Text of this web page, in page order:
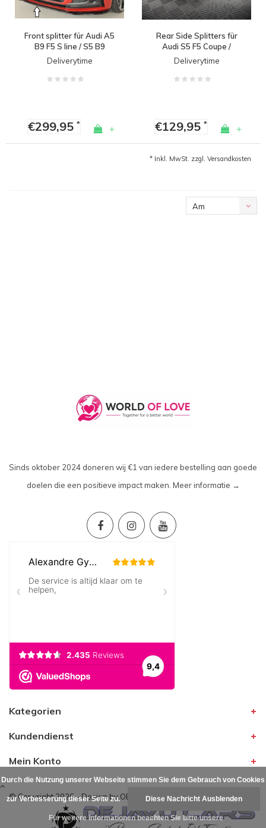
Front splitter für Audi A5
B9 F5 S line / S5 B9
Deliverytime
€299,95* +
Rear Side Splitters für
Audi S5 F5 Coupe /
Sportback
Deliverytime
€129,95* +
* Inkl. MwSt. zzgl. Versandkosten
Am
Sinds oktober 2024 doneren wij €1 van iedere bestelling aan goede
doelen die een positieve impact maken. Meer informatie →
Kategorien
Kundendienst
Mein Konto
© Copyright 2026 - Design by OEM Line®
Durch die Nutzung unserer Webseite stimmen Sie dem Gebrauch von Cookies
zur Verbesserung dieser Seite zu. Diese Nachricht Ausblenden
Für weitere Informationen beachten Sie bitte unsere